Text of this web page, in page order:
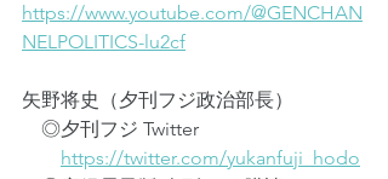
https://www.youtube.com/@GENCHAN
NELPOLITICS-lu2cf
矢野将史（夕刊フジ政治部長）
◎夕刊フジ Twitter
https://twitter.com/yukanfuji_hodo